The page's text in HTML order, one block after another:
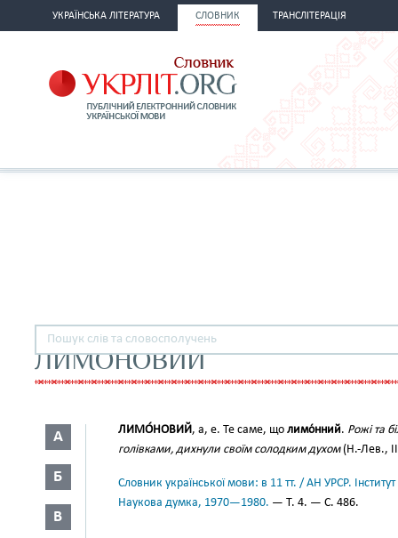
УКРАЇНСЬКА ЛІТЕРАТУРА СЛОВНИК ТРАНСЛІТЕРАЦІЯ
ЛИМОНОВИЙ
А
Б
В
ЛИМО́НОВИЙ, а, е. Те саме, що лимо́нний. Рожі та
голівками, дихнули своїм солодким духом(Н.-Лев.,
Словник української мови: в 11 тт. / АН УРСР.
Наукова думка, 1970—1980. — Т. 4. — С. 486.